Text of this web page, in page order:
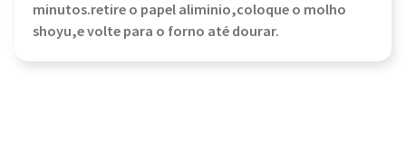
minutos.retire o papel aliminio,coloque o molho
shoyu,e volte para o forno até dourar.